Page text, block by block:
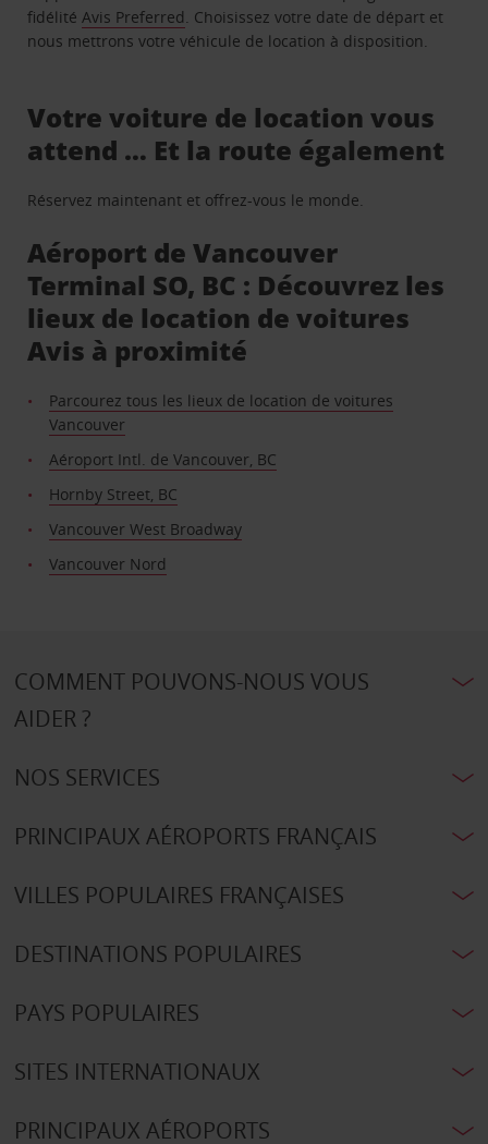
fidélitéAvis Preferred. Choisissez votre date de départ et
nous mettrons votre véhicule de location à disposition.
Votre voiture de location vous
attend … Et la route également
Réservez maintenant et offrez-vous le monde.
Aéroport de Vancouver
Terminal SO, BC : Découvrez les
lieux de location de voitures
Avis à proximité
Parcourez tous les lieux de location de voitures
Vancouver
Aéroport Intl. de Vancouver, BC
Hornby Street, BC
Vancouver West Broadway
Vancouver Nord
COMMENT POUVONS-NOUS VOUS
AIDER ?
NOS SERVICES
PRINCIPAUX AÉROPORTS FRANÇAIS
VILLES POPULAIRES FRANÇAISES
DESTINATIONS POPULAIRES
PAYS POPULAIRES
SITES INTERNATIONAUX
PRINCIPAUX AÉROPORTS